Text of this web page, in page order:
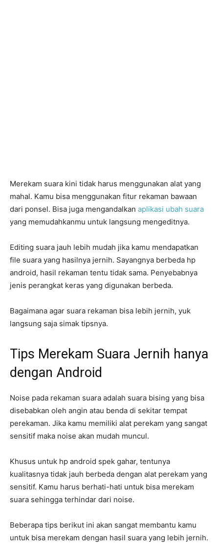
Merekam suara kini tidak harus menggunakan alat yang
mahal. Kamu bisa menggunakan fitur rekaman bawaan
dari ponsel. Bisa juga mengandalkan aplikasi ubah suara
yang memudahkanmu untuk langsung mengeditnya.
Editing suara jauh lebih mudah jika kamu mendapatkan
file suara yang hasilnya jernih. Sayangnya berbeda hp
android, hasil rekaman tentu tidak sama. Penyebabnya
jenis perangkat keras yang digunakan berbeda.
Bagaimana agar suara rekaman bisa lebih jernih, yuk
langsung saja simak tipsnya.
Tips Merekam Suara Jernih hanya
dengan Android
Noise pada rekaman suara adalah suara bising yang bisa
disebabkan oleh angin atau benda di sekitar tempat
perekaman. Jika kamu memiliki alat perekam yang sangat
sensitif maka noise akan mudah muncul.
Khusus untuk hp android spek gahar, tentunya
kualitasnya tidak jauh berbeda dengan alat perekam yang
sensitif. Kamu harus berhati-hati untuk bisa merekam
suara sehingga terhindar dari noise.
Beberapa tips berikut ini akan sangat membantu kamu
untuk bisa merekam dengan hasil suara yang lebih jernih.